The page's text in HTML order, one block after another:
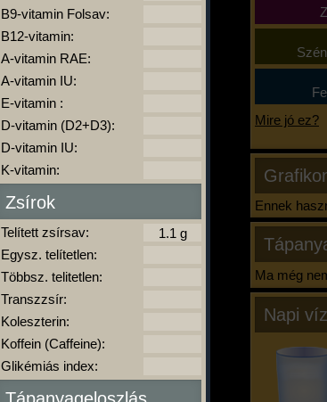
Mire jó ez?
Ennek
Ma még
Napi
B9-vitamin Folsav:
B12-vitamin:
A-vitamin RAE:
A-vitamin IU:
E-vitamin :
D-vitamin (D2+D3):
D-vitamin IU:
K-vitamin:
Zsírok
Telített zsírsav:
Egysz. telítetlen:
Többsz. telitetlen:
Transzzsír:
Koleszterin:
Koffein (Caffeine):
Glikémiás index: